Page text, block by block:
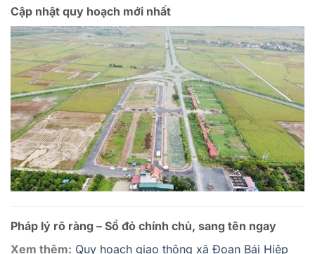
Cập nhật quy hoạch mới nhất
Pháp lý rõ ràng – Sổ đỏ chính chủ, sang tên ngay
Xem thêm: Quy hoạch giao thông xã Đoan Bái Hiệp